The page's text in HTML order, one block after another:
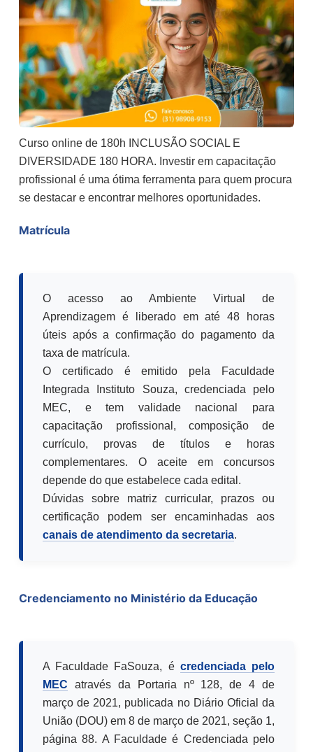
Curso online de 180h INCLUSÃO SOCIAL E
DIVERSIDADE 180 HORA. Investir em capacitação
profissional é uma ótima ferramenta para quem procura
se destacar e encontrar melhores oportunidades.
Matrícula
O acesso ao Ambiente Virtual de
Aprendizagem é liberado em até 48 horas
úteis após a confirmação do pagamento da
taxa de matrícula.
O certificado é emitido pela Faculdade
Integrada Instituto Souza, credenciada pelo
MEC, e tem validade nacional para
capacitação profissional, composição de
currículo, provas de títulos e horas
complementares. O aceite em concursos
depende do que estabelece cada edital.
Dúvidas sobre matriz curricular, prazos ou
certificação podem ser encaminhadas aos
canais de atendimento da secretaria.
Credenciamento no Ministério da Educação
A Faculdade FaSouza, é credenciada pelo
MEC através da Portaria nº 128, de 4 de
março de 2021, publicada no Diário Oficial da
União (DOU) em 8 de março de 2021, seção 1,
página 88. A Faculdade é Credenciada pelo